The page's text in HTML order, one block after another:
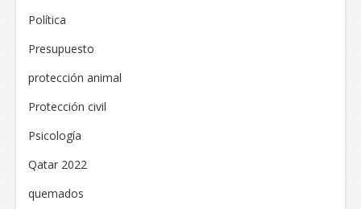
Política
Presupuesto
protección animal
Protección civil
Psicología
Qatar 2022
quemados